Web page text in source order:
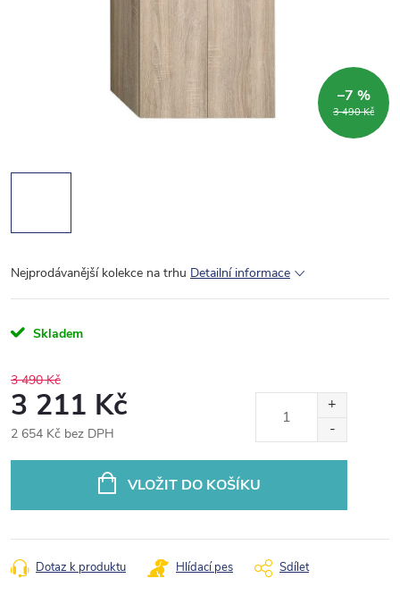
3 490 Kč
–7 %
Nejprodávanější kolekce na trhu Detailní informace
Skladem
3 490 Kč
3 211 Kč
2 654 Kč bez DPH
VLOŽIT DO KOŠÍKU
Dotaz k produktu Hlídací pes Sdílet